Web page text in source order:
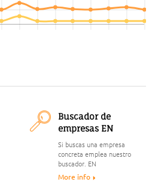
Buscador de
empresas EN
Si buscas una empresa
concreta emplea nuestro
buscador. EN
More info